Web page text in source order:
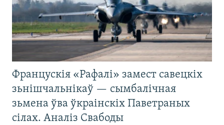
Францускія «Рафалі» замест савецкіх
зьнішчальнікаў — сымбалічная
зьмена ўва ўкраінскіх Паветраных
сілах. Аналіз Свабоды